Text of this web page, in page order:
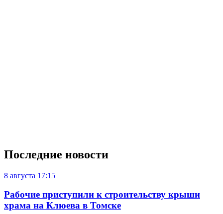
Последние новости
8 августа 17:15
Рабочие приступили к строительству крыши
храма на Клюева в Томске